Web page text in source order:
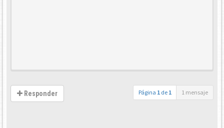
Responder Página 1 de 1 1 mensaje